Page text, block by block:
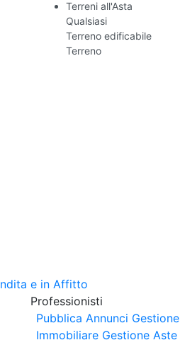
Terreni all'Asta
Qualsiasi
Terreno edificabile
Terreno
Professionisti
Pubblica Annunci Gestione
Immobiliare Gestione Aste